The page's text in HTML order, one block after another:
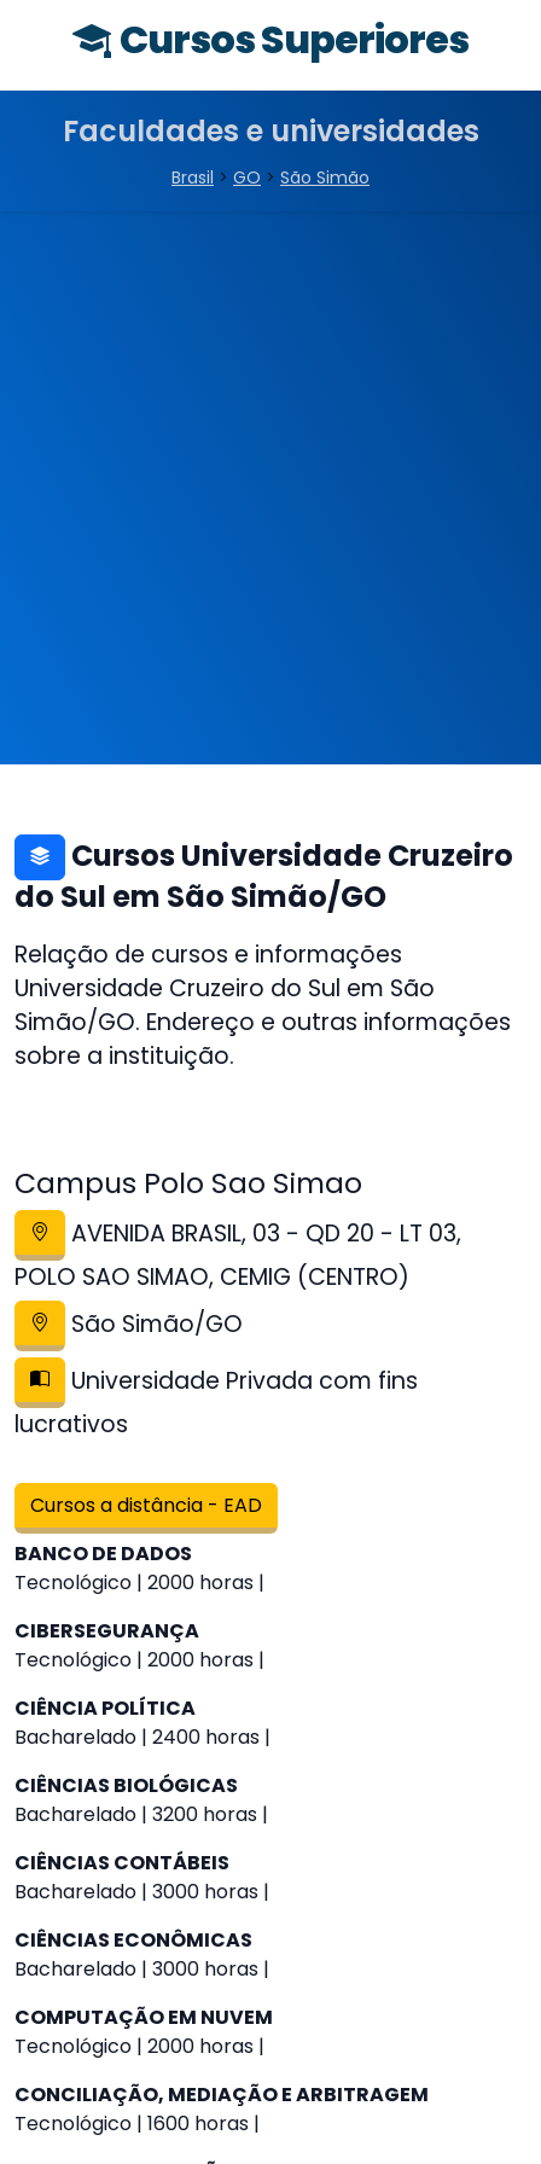
Cursos Superiores
Faculdades e universidades
Brasil > GO > São Simão
Cursos Universidade Cruzeiro
do Sul em São Simão/GO
Relação de cursos e informações
Universidade Cruzeiro do Sul em São
Simão/GO. Endereço e outras informações
sobre a instituição.
Campus Polo Sao Simao
AVENIDA BRASIL, 03 - QD 20 - LT 03,
POLO SAO SIMAO, CEMIG (CENTRO)
São Simão/GO
Universidade Privada com fins
lucrativos
Cursos a distância - EAD
BANCO DE DADOS
Tecnológico | 2000 horas |
CIBERSEGURANÇA
Tecnológico | 2000 horas |
CIÊNCIA POLÍTICA
Bacharelado | 2400 horas |
CIÊNCIAS BIOLÓGICAS
Bacharelado | 3200 horas |
CIÊNCIAS CONTÁBEIS
Bacharelado | 3000 horas |
CIÊNCIAS ECONÔMICAS
Bacharelado | 3000 horas |
COMPUTAÇÃO EM NUVEM
Tecnológico | 2000 horas |
CONCILIAÇÃO, MEDIAÇÃO E ARBITRAGEM
Tecnológico | 1600 horas |